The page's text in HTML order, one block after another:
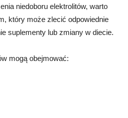
niedoboru elektrolitów, warto
który może zlecić odpowiednie
suplementy lub zmiany w diecie.
mogą obejmować: